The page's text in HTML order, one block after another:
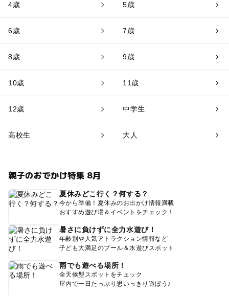
4歳 5歳
6歳 7歳
8歳 9歳
10歳 11歳
12歳 中学生
高校生 大人
親子のおでかけ特集 8月
夏休みどこ行く？何する？
今から準備！夏休みのお出かけ情報満載
おすすめ遊び場＆イベントをチェック！
暑さに負けずに全力水遊び！
年齢別や人気アトラクション情報など
子ども大満足のプール＆水遊びスポット
雨でも遊べる場所！
全天候型スポットをチェック
屋内で一日たっぷり思いっきり遊ぼう♪